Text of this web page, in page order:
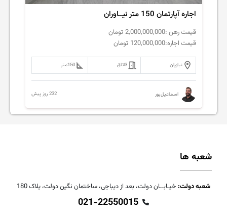
اجاره آپارتمان 150 متر نیــاوران
قیمت رهن :2,000,000,000 تومان
قیمت اجاره:120,000,000 تومان
نیاوران 3اتاق 150متر
اسماعیل‌پور 232 روز پیش
شعبه ها
شعبه دولت: خیـابــان دولت، بعد از دیباجی، ساختمان نگین دولت، پلاک 180
021-22550015